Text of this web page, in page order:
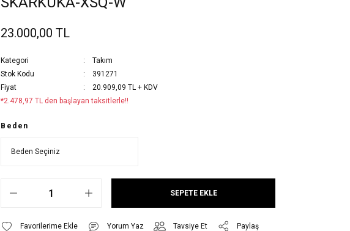
23.000,00 TL
Kategori
Takım
Stok Kodu
391271
Fiyat
20.909,09 TL + KDV
*2.478,97 TL den başlayan taksitlerle!!
Beden
SEPETE EKLE
Yorum Yaz Tavsiye Et Paylaş